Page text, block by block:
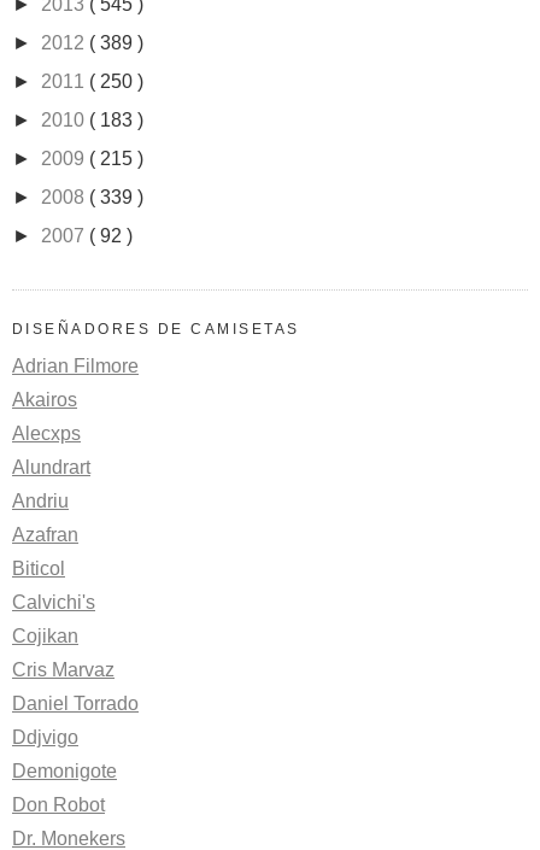
► 2013 ( 545 )
► 2012 ( 389 )
► 2011 ( 250 )
► 2010 ( 183 )
► 2009 ( 215 )
► 2008 ( 339 )
► 2007 ( 92 )
DISEÑADORES DE CAMISETAS
Adrian Filmore
Akairos
Alecxps
Alundrart
Andriu
Azafran
Biticol
Calvichi's
Cojikan
Cris Marvaz
Daniel Torrado
Ddjvigo
Demonigote
Don Robot
Dr. Monekers